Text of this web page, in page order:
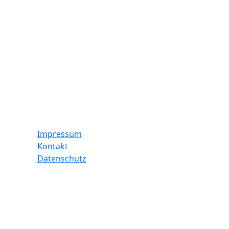
Impressum
Kontakt
Datenschutz